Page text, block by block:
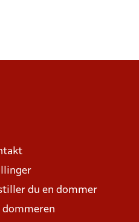
du en dommer
dommeren